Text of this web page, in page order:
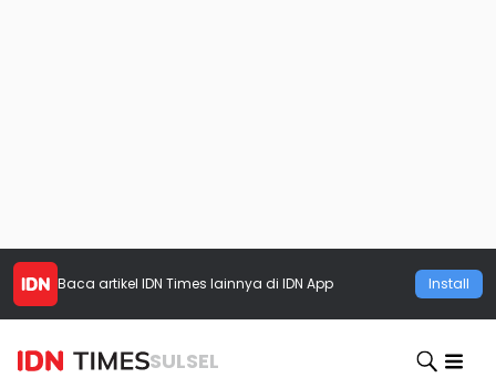
Baca artikel IDN Times lainnya di IDN App Install
SULSEL